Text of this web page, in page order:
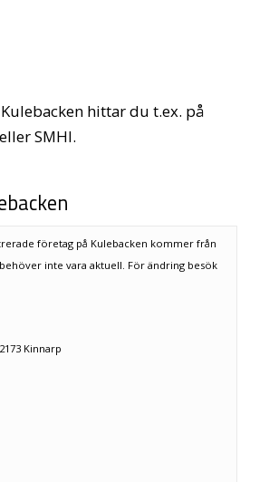
hittar du t.ex. på
SMHI.
företag på Kulebacken kommer från
inte vara aktuell. För ändring besök
Kinnarp